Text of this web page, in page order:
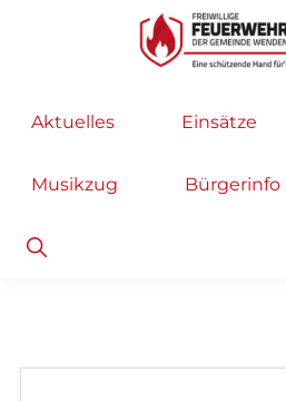
Hauptnavigation
Feuerwehr
helfen
selbstverständlich!
Aktuelles Einsätze
Musikzug Bürgerinfo
Show
Search